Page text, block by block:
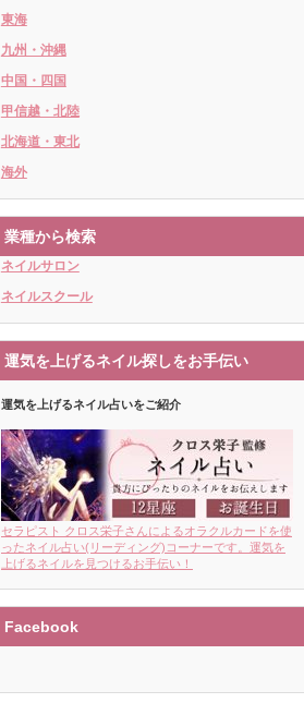
東海
九州・沖縄
中国・四国
甲信越・北陸
北海道・東北
海外
業種から検索
ネイルサロン
ネイルスクール
運気を上げるネイル探しをお手伝い
運気を上げるネイル占いをご紹介
セラピスト クロス栄子さんによるオラクルカードを使
ったネイル占い(リーディング)コーナーです。運気を
上げるネイルを見つけるお手伝い！
Facebook